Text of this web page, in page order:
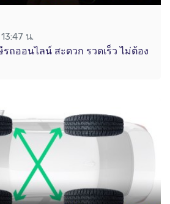
น.
ถออนไลน์ สะดวก รวดเร็ว ไม่ต้อง